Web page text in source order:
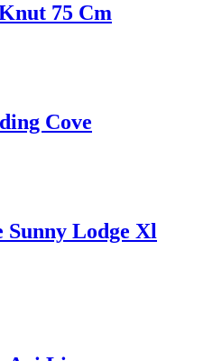
75 Cm
Cove
Lodge Xl